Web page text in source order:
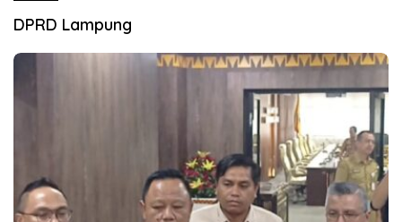
DPRD Lampung